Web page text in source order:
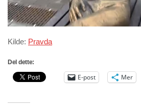
Kilde: Pravda
Del dette:
E-post Mer